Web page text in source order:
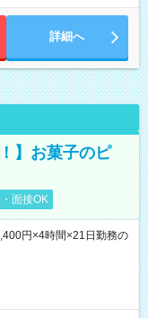
詳細へ
】お菓子のピ
面接OK
円×4時間×21日勤務の